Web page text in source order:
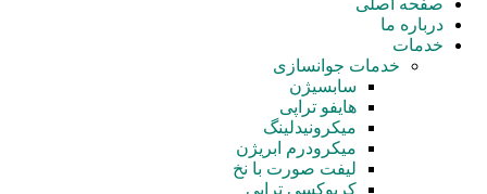
درباره ما
خدمات
خدمات جوانسازی
سابسیژن
هایفو تراپی
میکرونیدلینگ
میکرودرم ابریژن
لیفت صورت با نخ
کربوکسی تراپی